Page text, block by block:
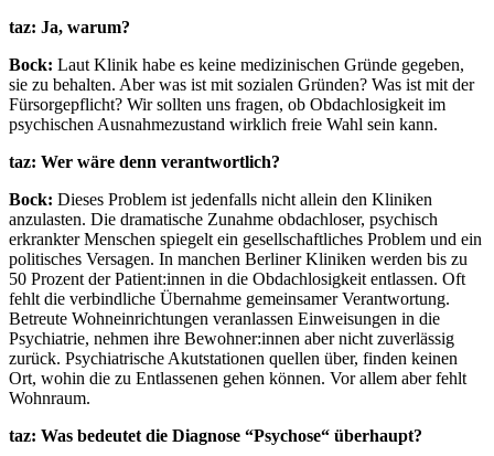
taz: Ja, warum?
Bock: Laut Klinik habe es keine medizinischen Gründe gegeben,
sie zu behalten. Aber was ist mit sozialen Gründen? Was ist mit der
Fürsorgepflicht? Wir sollten uns fragen, ob Obdachlosigkeit im
psychischen Ausnahmezustand wirklich freie Wahl sein kann.
taz: Wer wäre denn verantwortlich?
Bock: Dieses Problem ist jedenfalls nicht allein den Kliniken
anzulasten. Die dramatische Zunahme obdachloser, psychisch
erkrankter Menschen spiegelt ein gesellschaftliches Problem und ein
politisches Versagen. In manchen Berliner Kliniken werden bis zu
50 Prozent der Patient:innen in die Obdachlosigkeit entlassen. Oft
fehlt die verbindliche Übernahme gemeinsamer Verantwortung.
Betreute Wohneinrichtungen veranlassen Einweisungen in die
Psychiatrie, nehmen ihre Bewohner:innen aber nicht zuverlässig
zurück. Psychiatrische Akutstationen quellen über, finden keinen
Ort, wohin die zu Entlassenen gehen können. Vor allem aber fehlt
Wohnraum.
taz: Was bedeutet die Diagnose “Psychose“ überhaupt?